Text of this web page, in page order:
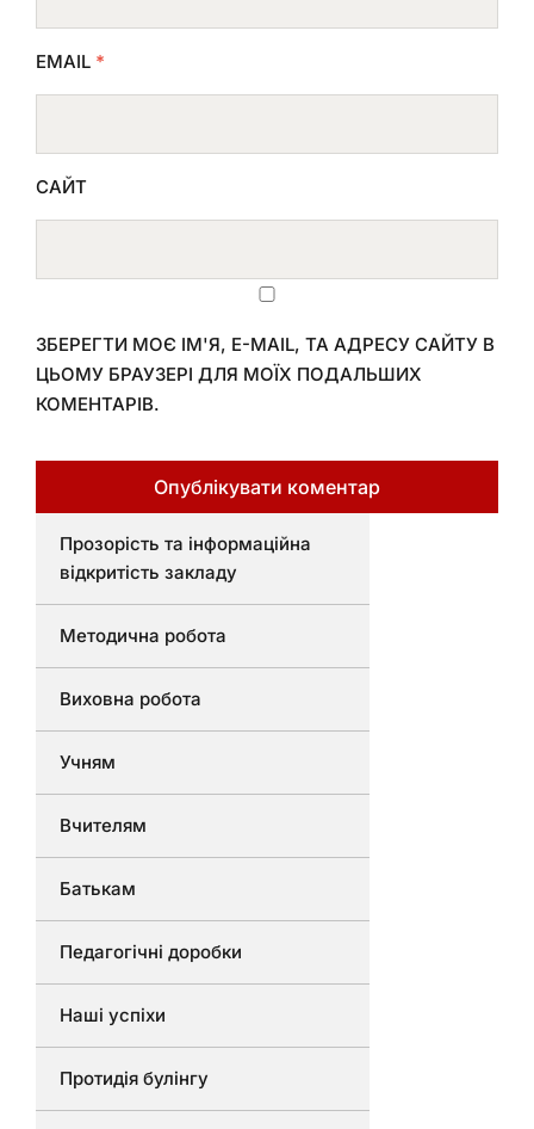
EMAIL *
САЙТ
ЗБЕРЕГТИ МОЄ ІМ'Я, E-MAIL, ТА АДРЕСУ САЙТУ В
ЦЬОМУ БРАУЗЕРІ ДЛЯ МОЇХ ПОДАЛЬШИХ
КОМЕНТАРІВ.
Прозорість та інформаційна
відкритість закладу
Методична робота
Виховна робота
Учням
Вчителям
Батькам
Педагогічні доробки
Наші успіхи
Протидія булінгу